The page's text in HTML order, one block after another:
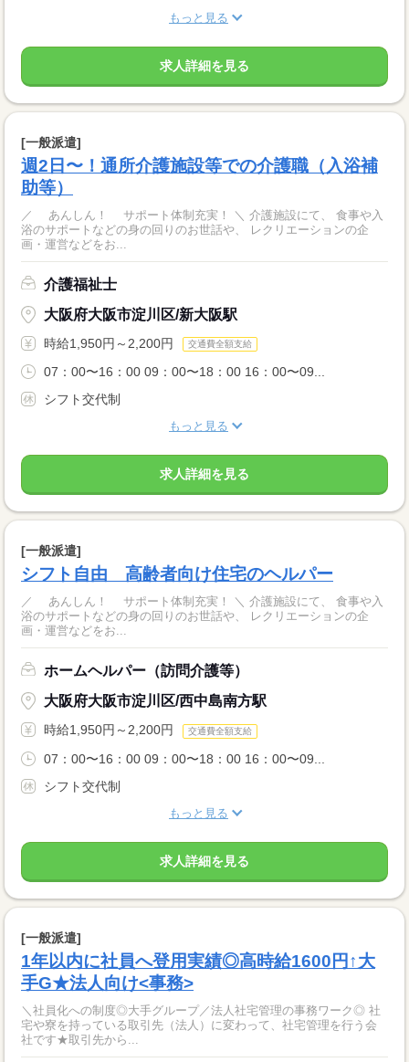
もっと見る
求人詳細を見る
[一般派遣]
週2日〜！通所介護施設等での介護職（入浴補
助等）
／ あんしん！ サポート体制充実！ ＼ 介護施設にて、 食事や入
浴のサポートなどの身の回りのお世話や、 レクリエーションの企
画・運営などをお...
介護福祉士
大阪府大阪市淀川区/新大阪駅
時給1,950円～2,200円 交通費全額支給
07：00〜16：00 09：00〜18：00 16：00〜09...
シフト交代制
もっと見る
求人詳細を見る
[一般派遣]
シフト自由 高齢者向け住宅のヘルパー
／ あんしん！ サポート体制充実！ ＼ 介護施設にて、 食事や入
浴のサポートなどの身の回りのお世話や、 レクリエーションの企
画・運営などをお...
ホームヘルパー（訪問介護等）
大阪府大阪市淀川区/西中島南方駅
時給1,950円～2,200円 交通費全額支給
07：00〜16：00 09：00〜18：00 16：00〜09...
シフト交代制
もっと見る
求人詳細を見る
[一般派遣]
1年以内に社員へ登用実績◎高時給1600円↑大
手G★法人向け<事務>
＼社員化への制度◎大手グループ／法人社宅管理の事務ワーク◎ 社
宅や寮を持っている取引先（法人）に変わって、社宅管理を行う会
社です★取引先から...